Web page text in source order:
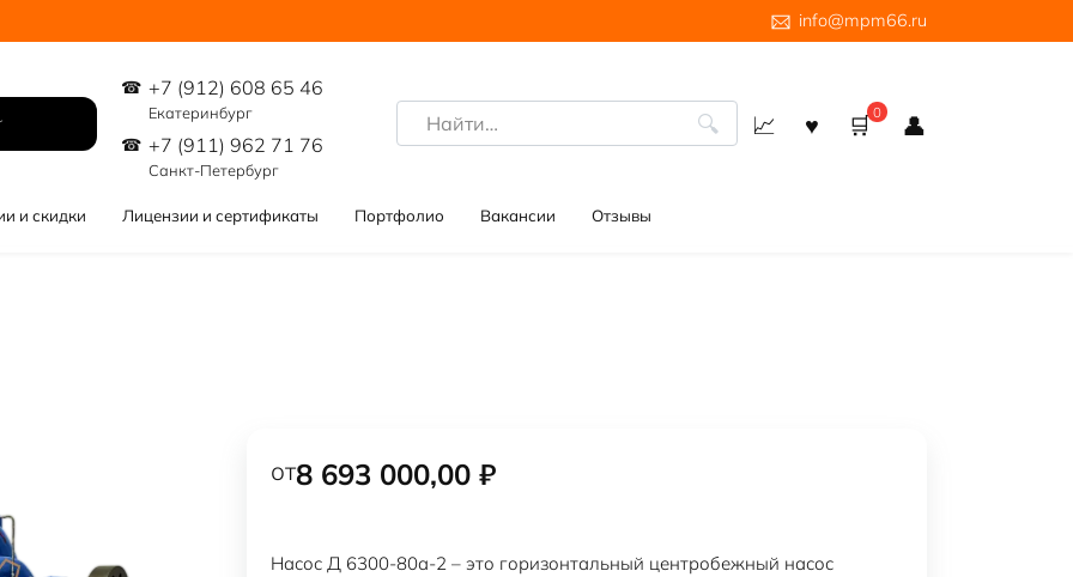
info@mpm66.ru
+7 (912) 608 65 46
Екатеринбург
+7 (911) 962 71 76
Санкт-Петербург
Search
for:
0
и скидки Лицензии и сертификаты Портфолио Вакансии Отзывы
от8 693 000,00 ₽
Насос Д 6300-80а-2 – это горизонтальный центробежный насос